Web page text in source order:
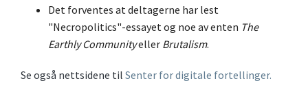
Det forventes at deltagerne har lest
"Necropolitics"-essayet og noe av enten The
Earthly Communityeller Brutalism.
Se også nettsidene til Senter for digitale fortellinger.